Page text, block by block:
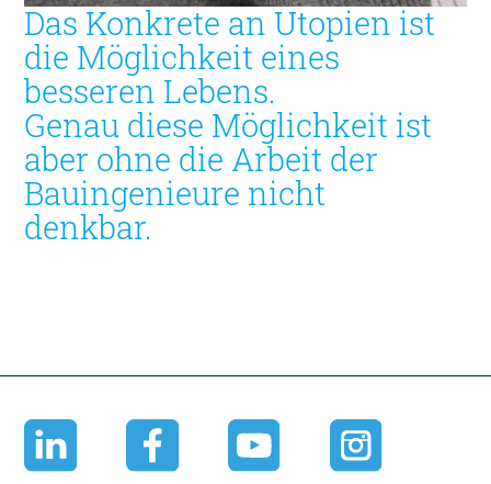
Das Konkrete an Utopien ist
die Möglichkeit eines
besseren Lebens.
Genau diese Möglichkeit ist
aber ohne die Arbeit der
Bauingenieure nicht
denkbar.